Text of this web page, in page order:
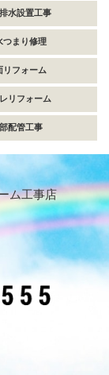
水設置工事
つまり修理
リフォーム
リフォーム
配管工事
ム工事店